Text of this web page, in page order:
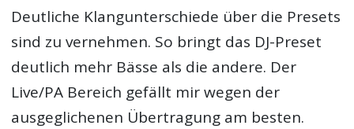
Deutliche Klangunterschiede über die Presets
sind zu vernehmen. So bringt das DJ-Preset
deutlich mehr Bässe als die andere. Der
Live/PA Bereich gefällt mir wegen der
ausgeglichenen Übertragung am besten.